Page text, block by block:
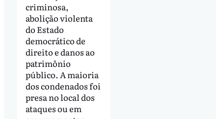
criminosa,
abolição violenta
do Estado
democrático de
direito e danos ao
patrimônio
público. A maioria
dos condenados foi
presa no local dos
ataques ou em